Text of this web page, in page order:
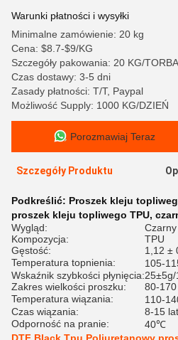
Warunki płatności i wysyłki
Minimalne zamówienie: 20 kg
Cena: $8.7-$9/KG
Szczegóły pakowania: 20 KG/TORBA
Czas dostawy: 3-5 dni
Zasady płatności: T/T, Paypal
Możliwość Supply: 1000 KG/DZIEŃ
Porozmawiaj Teraz
Szczegóły Produktu
Podkreślić: Proszek kleju
proszek kleju topliwego TPU,
Wygląd:
Kompozycja:
TPU
Gęstość:
1,12 ±
Temperatura topnienia:
105-
Wskaźnik szybkości płynięcia:
Zakres wielkości proszku:
80-
Temperatura wiązania:
110-
Czas wiązania:
8-15 lat
Odporność na pranie:
40℃